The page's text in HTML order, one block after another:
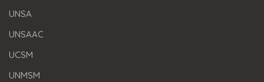
UNSA
UNSAAC
UCSM
UNMSM